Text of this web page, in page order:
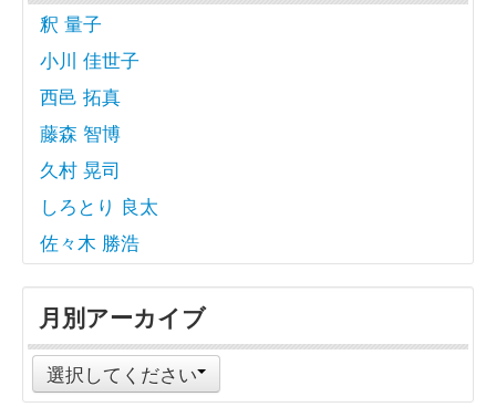
釈 量子
小川 佳世子
西邑 拓真
藤森 智博
久村 晃司
しろとり 良太
佐々木 勝浩
月別アーカイブ
選択してください